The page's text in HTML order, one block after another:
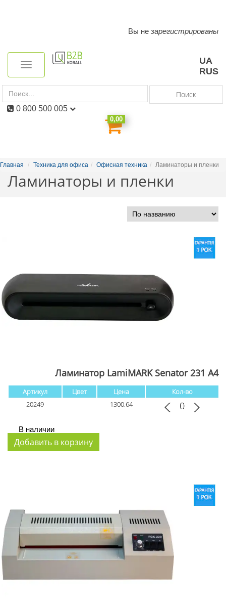
navigation
Toggle
UA
RUS
Поиск
0,00
Вы не зарегистрированы
0 800 500 005
Главная Техника для офиса Офисная техника Ламинаторы и пленки
Ламинаторы и пленки
Ламинатор LamiMARK Senator 231 A4
Артикул Цвет Цена
Кол-во
20249
1300.64
В наличии